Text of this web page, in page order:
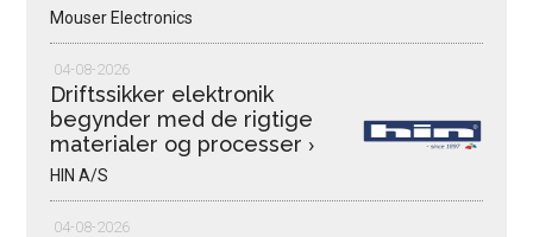
Mouser Electronics
04-08-2026
Driftssikker elektronik
begynder med de rigtige
materialer og processer ›
HIN A/S
04-08-2026